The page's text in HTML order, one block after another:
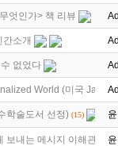
엇인가> 책 리뷰
소개
없었다
World (미국 Jame
학술도서 선정) (15)
보내는 메시지 이해관계